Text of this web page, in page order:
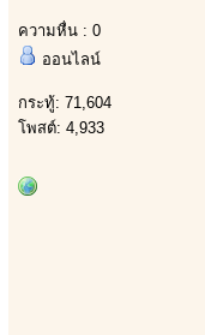
ความหื่น : 0
ออนไลน์
กระทู้: 71,604
โพสต์: 4,933